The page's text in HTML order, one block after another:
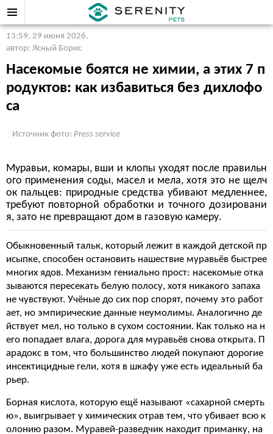
13:59, 29 июня 2026,
автор: Ясный Борис
Насекомые боятся не химии, а этих 7 п
родуктов: как избавиться без дихлофо
са
Источник фото: Press service
Муравьи, комары, вши и клопы уходят после правильн
ого применения соды, масел и мела, хотя это не щелч
ок пальцев: природные средства убивают медленнее,
требуют повторной обработки и точного дозировани
я, зато не превращают дом в газовую камеру.
Обыкновенный тальк, который лежит в каждой детской пр
исыпке, способен остановить нашествие муравьёв быстрее
многих ядов. Механизм гениально прост: насекомые отка
зываются пересекать белую полосу, хотя никакого запаха
не чувствуют. Учёные до сих пор спорят, почему это работ
ает, но эмпирические данные неумолимы. Аналогично де
йствует мел, но только в сухом состоянии. Как только на н
его попадает влага, дорога для муравьёв снова открыта. П
арадокс в том, что большинство людей покупают дорогие
инсектицидные гели, хотя в шкафу уже есть идеальный ба
рьер.
Борная кислота, которую ещё называют «сахарной смерть
ю», выигрывает у химических отрав тем, что убивает всю к
олонию разом. Муравей-разведчик находит приманку, на